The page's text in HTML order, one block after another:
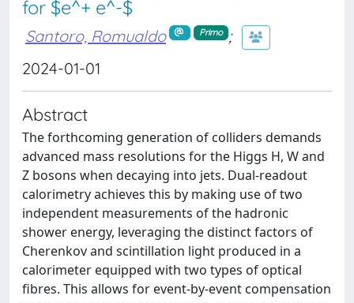
for $e^+ e^-$
Santoro, Romualdo Primo
;
2024-01-01
Abstract
The forthcoming generation of colliders demands
advanced mass resolutions for the Higgs H, W and
Z bosons when decaying into jets. Dual-readout
calorimetry achieves this by making use of two
independent measurements of the hadronic
shower energy, leveraging the distinct factors of
Cherenkov and scintillation light produced in a
calorimeter equipped with two types of optical
fibres. This allows for event-by-event compensation